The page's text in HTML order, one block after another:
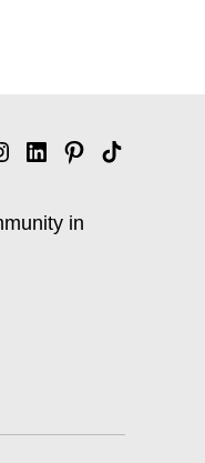
Linkedin
Pinterest
Tik
in